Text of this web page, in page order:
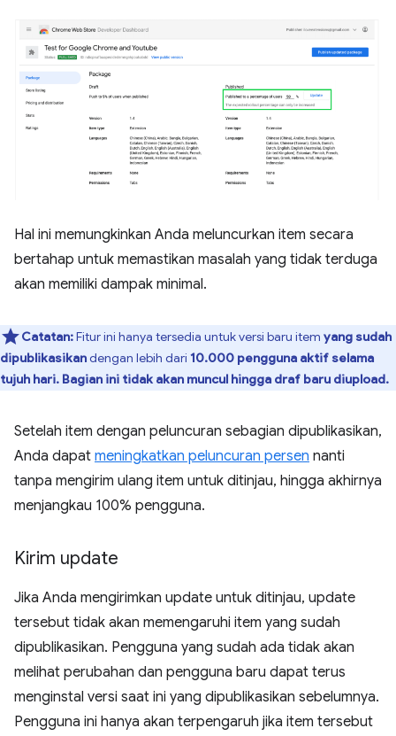
Hal ini memungkinkan Anda meluncurkan item secara
bertahap untuk memastikan masalah yang tidak terduga
akan memiliki dampak minimal.
Catatan:Fitur ini hanya tersedia untuk versi baru item yang sudah
dipublikasikandengan lebih dari 10.000 pengguna aktif selama
tujuh hari. Bagian ini tidak akan muncul hingga draf baru diupload.
Setelah item dengan peluncuran sebagian dipublikasikan,
Anda dapat meningkatkan peluncuran persen nanti
tanpa mengirim ulang item untuk ditinjau, hingga akhirnya
menjangkau 100% pengguna.
Kirim update
Jika Anda mengirimkan update untuk ditinjau, update
tersebut tidak akan memengaruhi item yang sudah
dipublikasikan. Pengguna yang sudah ada tidak akan
melihat perubahan dan pengguna baru dapat terus
menginstal versi saat ini yang dipublikasikan sebelumnya.
Pengguna ini hanya akan terpengaruh jika item tersebut